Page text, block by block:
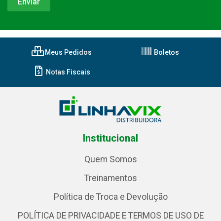
Meus Pedidos Boletos
Notas Fiscais
Institucional
Quem Somos
Treinamentos
Política de Troca e Devolução
POLÍTICA DE PRIVACIDADE E TERMOS DE USO DE